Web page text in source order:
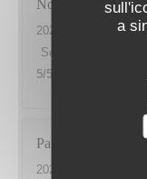
a
Noel
2026-07-30
- 12:00 -
Servizio
5/5
Patrice
2026-07-29
- 20:00 -